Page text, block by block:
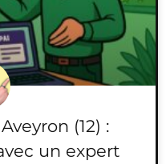
(12) :
un expert